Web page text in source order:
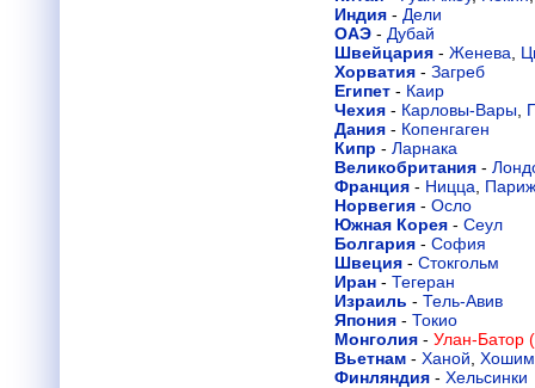
Индия - Дели
ОАЭ - Дубай
Швейцария - Женева
Хорватия - Загреб
Египет - Каир
Чехия - Карловы-Вары
Дания - Копенгаген
Кипр - Ларнака
Великобритания -
Франция - Ницца
Париж
Норвегия - Осло
Южная Корея - Сеул
Болгария - София
Швеция - Стокгольм
Иран - Тегеран
Израиль - Тель-Авив
Япония - Токио
Монголия - Улан-Батор
Вьетнам - Ханой
Финляндия - Хельсинки